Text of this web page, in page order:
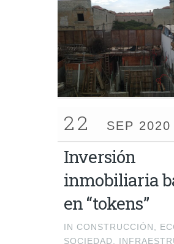
22 SEP 2020
Inversión
inmobiliaria
en “tokens”
IN CONSTRUCCIÓN
SOCIEDAD